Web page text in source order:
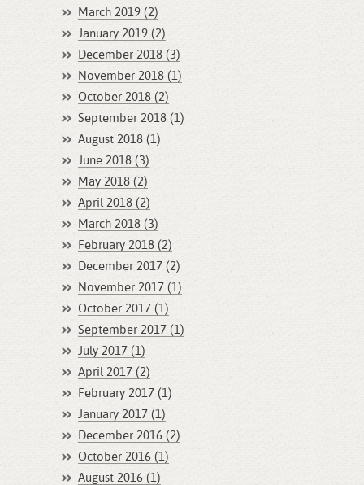
March 2019 (2)
January 2019 (2)
December 2018 (3)
November 2018 (1)
October 2018 (2)
September 2018 (1)
August 2018 (1)
June 2018 (3)
May 2018 (2)
April 2018 (2)
March 2018 (3)
February 2018 (2)
December 2017 (2)
November 2017 (1)
October 2017 (1)
September 2017 (1)
July 2017 (1)
April 2017 (2)
February 2017 (1)
January 2017 (1)
December 2016 (2)
October 2016 (1)
August 2016 (1)